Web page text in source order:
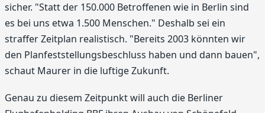
sicher. "Statt der 150.000 Betroffenen wie in Berlin sind
es bei uns etwa 1.500 Menschen." Deshalb sei ein
straffer Zeitplan realistisch. "Bereits 2003 könnten wir
den Planfeststellungsbeschluss haben und dann bauen",
schaut Maurer in die luftige Zukunft.
Genau zu diesem Zeitpunkt will auch die Berliner